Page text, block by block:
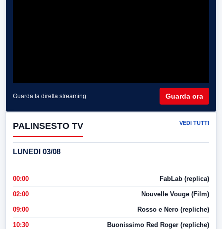
Guarda la diretta streaming Guarda ora
PALINSESTO TV VEDI TUTTI
LUNEDI 03/08
00:00 FabLab (replica)
02:00 Nouvelle Vouge (Film)
09:00 Rosso e Nero (repliche)
10:30 Buonissimo Red Roger (repliche)